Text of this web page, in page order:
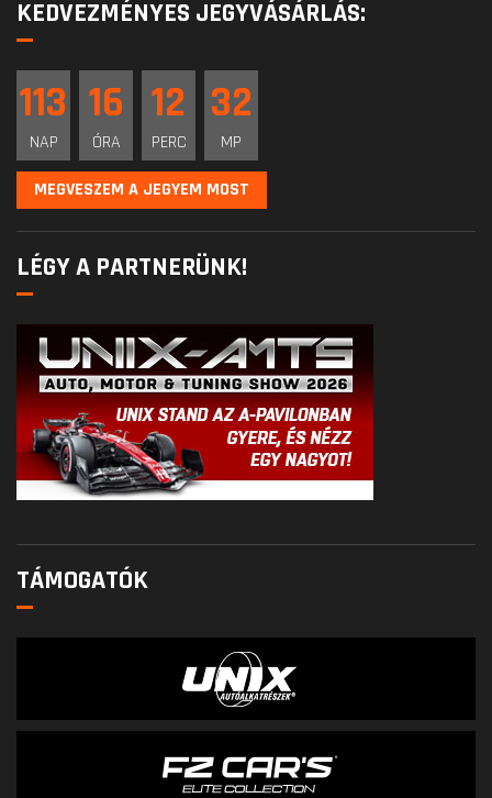
KEDVEZMÉNYES JEGYVÁSÁRLÁS:
113
NAP
16
ÓRA
12
PERC
32
MP
MEGVESZEM A JEGYEM MOST
LÉGY A PARTNERÜNK!
TÁMOGATÓK